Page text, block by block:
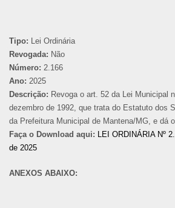
Tipo: Lei Ordinária
Revogada: Não
Número: 2.166
Ano: 2025
Descrição: Revoga o art. 52 da Lei Municipal
dezembro de 1992, que trata do Estatuto dos
da Prefeitura Municipal de Mantena/MG, e dá
Faça o Download aqui: LEI ORDINÁRIA Nº
de 2025
ANEXOS ABAIXO: